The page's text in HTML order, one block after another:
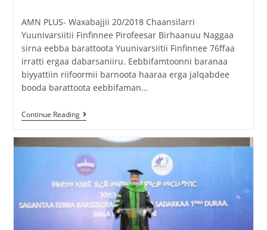
AMN PLUS- Waxabajjii 20/2018 Chaansilarri
Yuunivarsiitii Finfinnee Pirofeesar Birhaanuu Naggaa
sirna eebba barattoota Yuunivarsiitii Finfinnee 76ffaa
irratti ergaa dabarsaniiru. Eebbifamtoonni baranaa
biyyattiin riifoormii barnoota haaraa erga jalqabdee
booda barattoota eebbifaman…
Continue Reading